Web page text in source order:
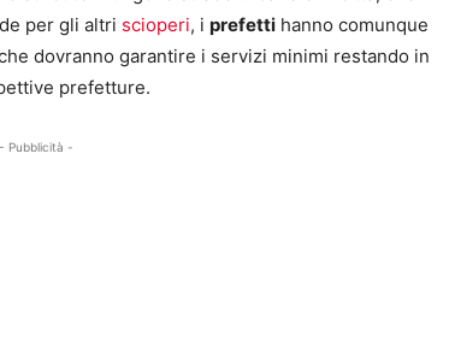
per gli altri scioperi, i prefetti hanno comunque
dovranno garantire i servizi minimi restando in
prefetture.
- Pubblicità -